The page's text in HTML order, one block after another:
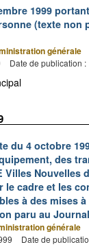
1999
(texte non
générale
Date de publication
du 4 octobre
des
Villes Nouvelles
le cadre et les
à des mises
paru au
générale
Date de